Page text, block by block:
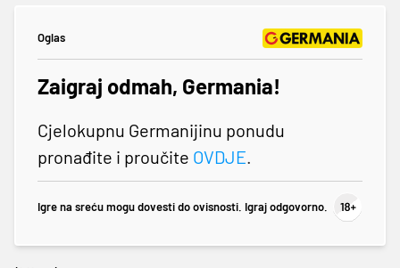
Oglas
Zaigraj odmah, Germania!
Cjelokupnu Germanijinu ponudu
pronađite i proučite OVDJE.
Igre na sreću mogu dovesti do ovisnosti. Igraj odgovorno.